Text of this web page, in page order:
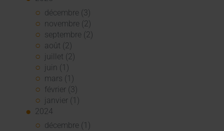
décembre (3)
novembre (2)
septembre (2)
août (2)
juillet (2)
juin (1)
mars (1)
février (3)
janvier (1)
2024
décembre (1)